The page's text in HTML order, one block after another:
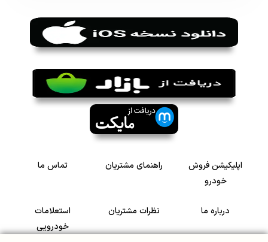
اپلیکیشن فروش
خودرو
راهنمای مشتریان تماس ما
درباره ما نظرات مشتریان
استعلامات
خودرویی